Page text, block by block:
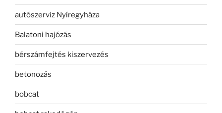
autószerviz Nyíregyháza
Balatoni hajózás
bérszámfejtés kiszervezés
betonozás
bobcat